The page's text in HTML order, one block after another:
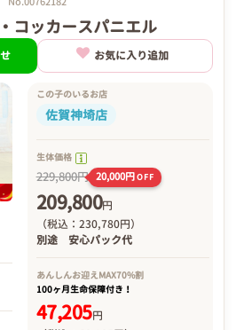
コッカースパニエル
お気に入り追加
この子のいるお店
佐賀神埼店
生体価格
229,800円 20,000円OFF
209,800円
（税込：230,780円）
別途 安心パック代
あんしんお迎えMAX70%割
100ヶ月生命保障付き！
47,205円